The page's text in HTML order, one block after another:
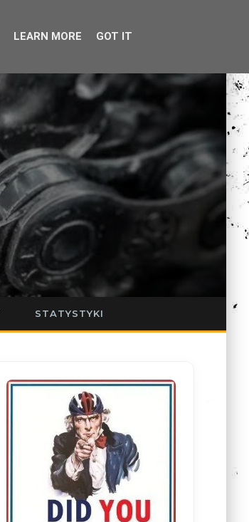
STATYSTYKI
LEARN MORE GOT IT